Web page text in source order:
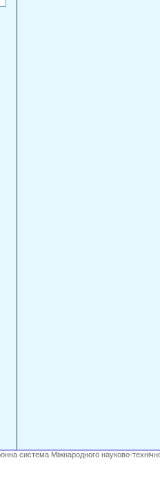
система Міжнародного науково-